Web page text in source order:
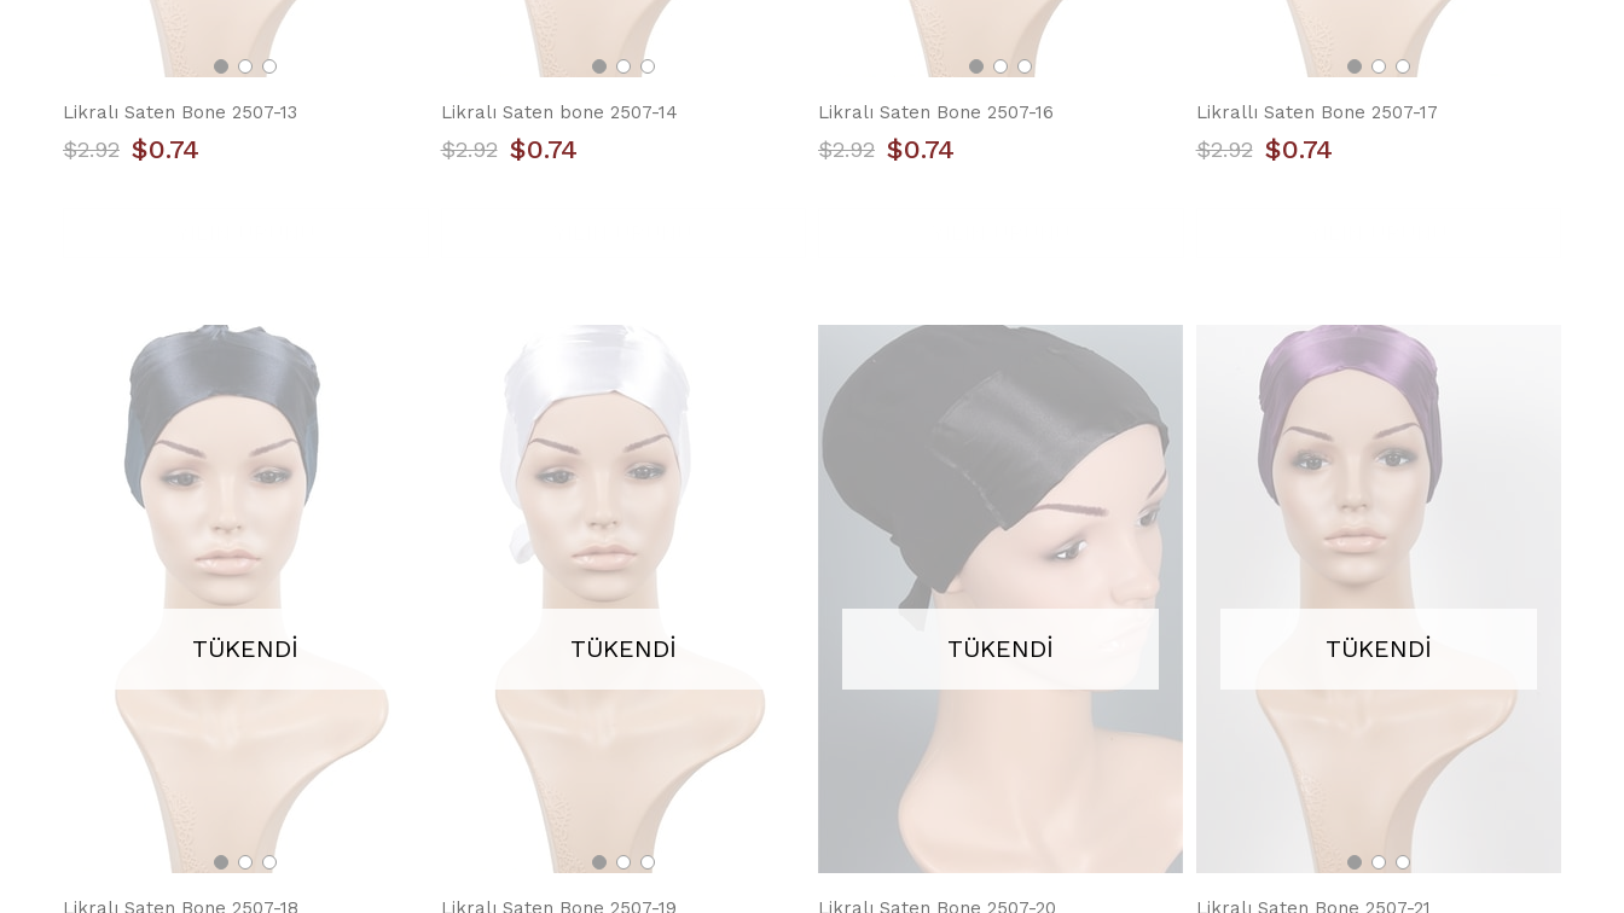
Likralı Saten Bone 2507-13
$0.74
$2.92
Likralı Saten bone 2507-14
$0.74
$2.92
Likralı Saten Bone 2507-16
$0.74
$2.92
Likrallı Saten Bone 2507-17
$0.74
$2.92
TÜKENDI
Likralı Saten Bone 2507-18
TÜKENDI
Likralı Saten Bone 2507-19
TÜKENDI
Likralı Saten Bone 2507-20
TÜKENDI
Likralı Saten Bone 2507-21